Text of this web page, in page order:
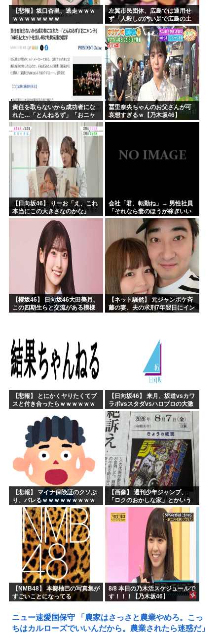
【悲報】坂口杏里、逃走ｗｗｗ
ｗｗｗｗｗｗｗｗ
左翼市民団体、広島では通用せ
ず「人殺しの汚い足で広島の土
を踏むな！」→広島県民「お前
らの方が汚いんじゃ！」「ワシ
らが広島県民じゃ」
責任を取らないから成功者にな
れた…「とんねるず」「おニャ
ン子」「AKB」とヒットを出し
続けた秋元康の哲学！！！
冨里奈央ちゃんのお父さんが可
哀想すぎるｗ【乃木坂46】
【日向坂46】 りーお「え、これ
本当にこの大きさなのかな」
【藤嶌果歩 1st写真集】
会社「君、転勤ね」→ 男性社員
「それなら妻のほうが稼ぎいい
んで辞めます」⇒ 結果・・・
【櫻坂46】 日向坂46大田美月、
この四期生らと交流がある模様
【ネット騒然】 元ジャンポケ斉
藤の妻、夫の求刑7年翌日にイン
【悲報】 とにかくヤりたくてブ
スと付き合ったらｗｗｗｗｗｗ
【日向坂46】 来月、坂道vsカワ
ラボvsスタダvsハロプロの大激
戦
【悲報】 マイナ保険証のクソぶ
り、バレるｗｗｗｗｗｗｗｗｗ
【画像】 週刊少年ジャンプ、
「ロクのおかしな家」とかいう
微妙な漫画を巻頭カラーにした
せいで100万部切る
【NMB48】 本郷柚巴の写真集が
すごいことになってる
8/8 本日の乃木活スケジュールで
す！！！【乃木坂46】
ニュー速愛国保守 「農家はさっさと農業やめろ。こっ
ちはカルローズでいいんだから。農業されたら迷惑だ」